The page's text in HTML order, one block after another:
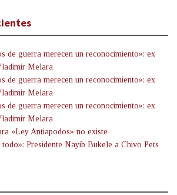
de guerra merecen un reconocimiento»: ex
Melara
de guerra merecen un reconocimiento»: ex
Melara
de guerra merecen un reconocimiento»: ex
Melara
«Ley Antiapodos» no existe
todo»: Presidente Nayib Bukele a Chivo Pets